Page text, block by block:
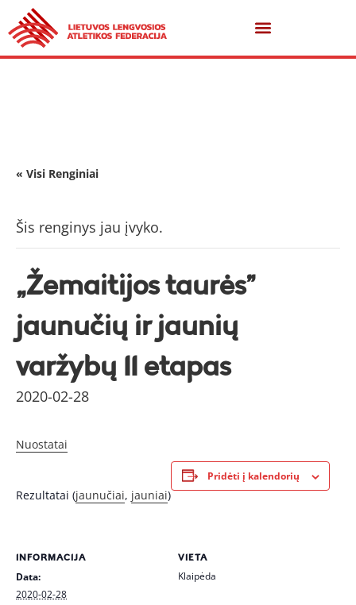
« Visi Renginiai
Šis renginys jau įvyko.
„Žemaitijos taurės”
jaunučių ir jaunių
varžybų II etapas
2020-02-28
Nuostatai
Rezultatai (jaunučiai, jauniai)
Pridėti į kalendorių
INFORMACIJA
Data:
2020-02-28
VIETA
Klaipėda